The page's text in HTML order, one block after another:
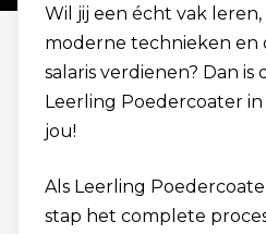
Wil jij een écht vak
moderne technieken en
salaris verdienen? Dan is
Leerling Poedercoater
jou!
Als Leerling
stap het complete